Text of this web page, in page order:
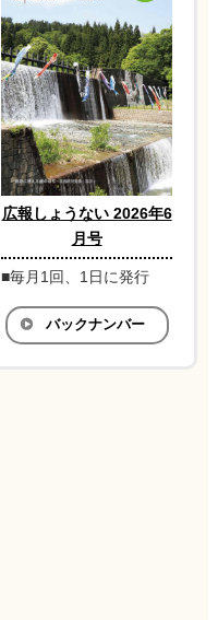
広報しょうない 2026年6
月号
■毎月1回、1日に発行
バックナンバー